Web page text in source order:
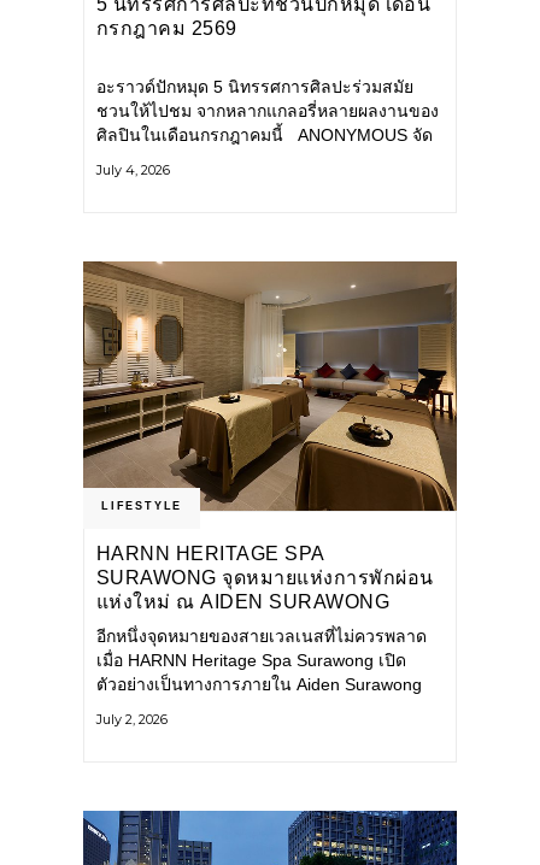
5 นิทรรศการศิลปะที่ชวนปักหมุด เดือน
กรกฎาคม 2569
อะราวด์ปักหมุด 5 นิทรรศการศิลปะร่วมสมัย
ชวนให้ไปชม จากหลากแกลอรี่หลายผลงานของ
ศิลปินในเดือนกรกฎาคมนี้ ANONYMOUS จัด
กลุ่ม Anonymous โดยมี นิ่ม
July 4, 2026
LIFESTYLE
HARNN HERITAGE SPA
SURAWONG จุดหมายแห่งการพักผ่อน
แห่งใหม่ ณ AIDEN SURAWONG
BANGKOK
อีกหนึ่งจุดหมายของสายเวลเนสที่ไม่ควรพลาด
เมื่อ HARNN Heritage Spa Surawong เปิด
ตัวอย่างเป็นทางการภายใน Aiden Surawong
ของเมืองใหญ่ มาสัมผัสประสบการณ์การพักผ่อน
July 2, 2026